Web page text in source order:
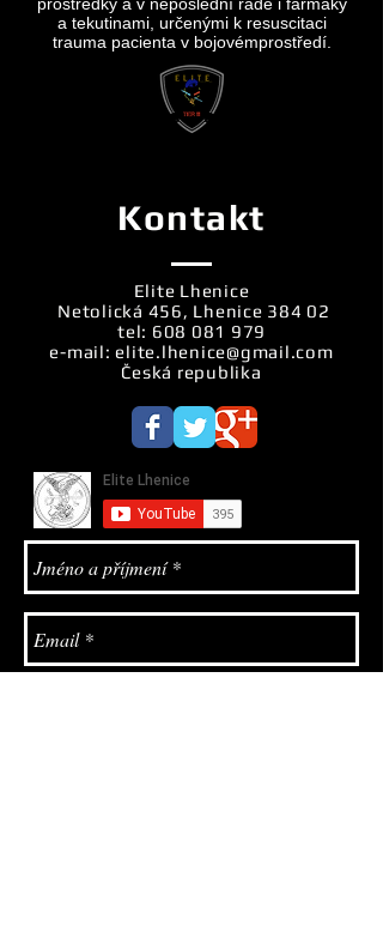
a tekutinami, určenými k resuscitaci
trauma pacienta v bojovémprostředí.
Kontakt
Elite Lhenice
Netolická 456, Lhenice 384 02
tel: 608 081 979
e-mail:elite.lhenice@gmail.com
Česká republika